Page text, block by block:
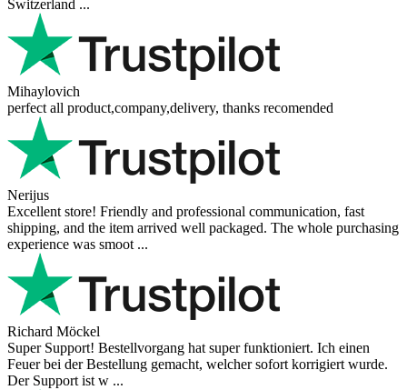
Switzerland ...
Mihaylovich
perfect all product,company,delivery, thanks recomended
Nerijus
Excellent store! Friendly and professional communication, fast
shipping, and the item arrived well packaged. The whole purchasing
experience was smoot ...
Richard Möckel
Super Support! Bestellvorgang hat super funktioniert. Ich einen
Feuer bei der Bestellung gemacht, welcher sofort korrigiert wurde.
Der Support ist w ...